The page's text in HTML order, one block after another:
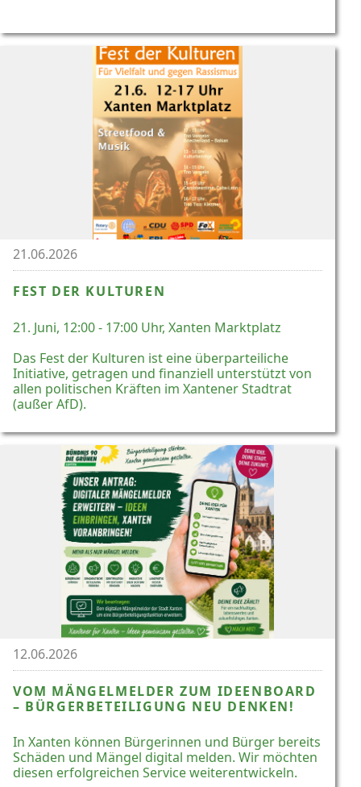
21.06.2026
FEST DER KULTUREN
21. Juni, 12:00 - 17:00 Uhr, Xanten Marktplatz
Das Fest der Kulturen ist eine überparteiliche
Initiative, getragen und finanziell unterstützt von
allen politischen Kräften im Xantener Stadtrat
(außer AfD).
12.06.2026
VOM MÄNGELMELDER ZUM IDEENBOARD
– BÜRGERBETEILIGUNG NEU DENKEN!
In Xanten können Bürgerinnen und Bürger bereits
Schäden und Mängel digital melden. Wir möchten
diesen erfolgreichen Service weiterentwickeln.